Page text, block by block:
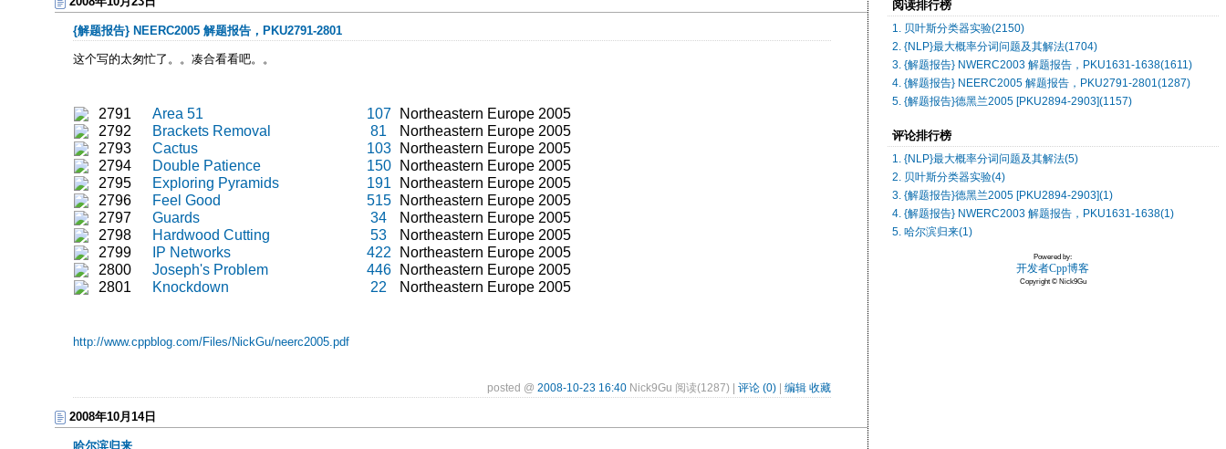
{解题报告} NEERC2005 解题报告，PKU2791-2801
这个写的太匆忙了。。凑合看看吧。。
2791 Area 51 107
Northeastern Europe 2005
2792
Brackets Removal 81
Northeastern Europe 2005
2793
Cactus 103
Northeastern Europe 2005
2794
Double Patience 150
Northeastern Europe 2005
2795
Exploring Pyramids 191
Northeastern Europe 2005
2796
Feel Good 515
Northeastern Europe 2005
2797
Guards 34
Northeastern Europe 2005
2798
Hardwood Cutting 53
Northeastern Europe 2005
2799
IP Networks 422
Northeastern Europe 2005
2800
Joseph's Problem 446
Northeastern Europe 2005
2801
Knockdown 22 Northeastern Europe 2005
http://www.cppblog.com/Files/NickGu/neerc2005.pdf
posted @ 2008-10-23 16:40Nick9Gu 阅读(1287) | 评论 (0)| 编辑 收藏
2008年10月14日
哈尔滨归来
阅读排行榜
1. 贝叶斯分类器实验(2150)
2. {NLP}最大概率分词问题及其解法(1704)
3. {解题报告} NWERC2003 解题报告，PKU1631-1638(1611)
4. {解题报告} NEERC2005 解题报告，PKU2791-2801(1287)
5. {解题报告}德黑兰2005 [PKU2894-2903](1157)
评论排行榜
1. {NLP}最大概率分词问题及其解法(5)
2. 贝叶斯分类器实验(4)
3. {解题报告}德黑兰2005 [PKU2894-2903](1)
4. {解题报告} NWERC2003 解题报告，PKU1631-1638(1)
5. 哈尔滨归来(1)
Powered by:
开发者Cpp博客
Copyright © Nick9Gu